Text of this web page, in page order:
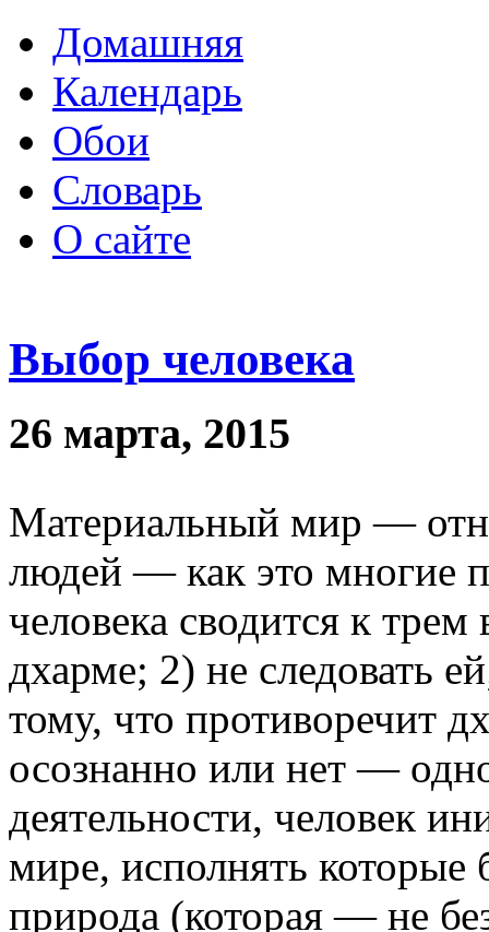
Домашняя
Календарь
Обои
Словарь
О сайте
Выбор человека
26 марта, 2015
Материальный мир —
людей — как это многие
человека сводится к
дхарме; 2) не следовать
тому, что противоречит
осознанно или нет —
деятельности, человек
мире, исполнять которые
природа (которая — не